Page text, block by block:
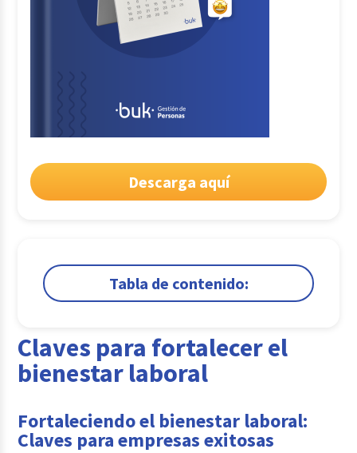
Descarga aquí
Tabla de contenido:
2.Motivación y Reconocimientos en el
Entorno Laboral
Comparte
Claves para fortalecer el
bienestar laboral
Fortaleciendo el bienestar laboral:
Claves para empresas exitosas